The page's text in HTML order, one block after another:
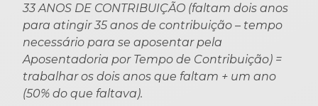
33 ANOS DE CONTRIBUIÇÃO (faltam dois anos
para atingir 35 anos de contribuição – tempo
necessário para se aposentar pela
Aposentadoria por Tempo de Contribuição) =
trabalhar os dois anos que faltam + um ano
(50% do que faltava).